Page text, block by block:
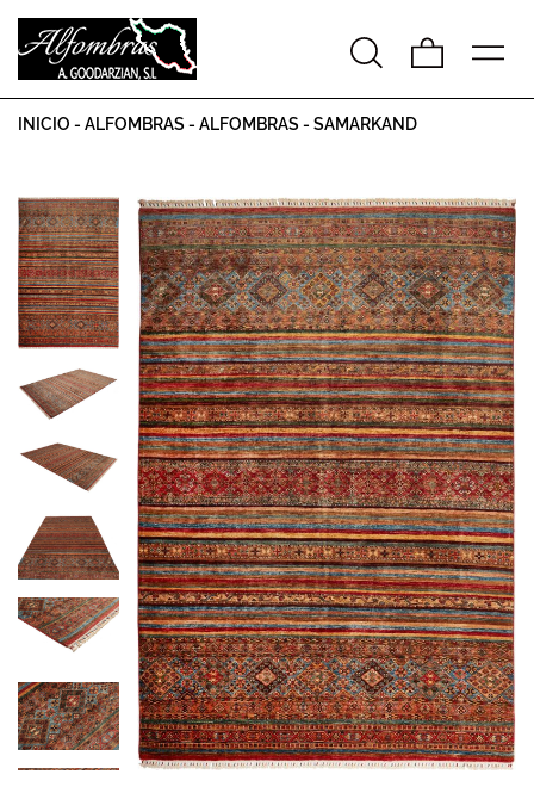
INICIO - ALFOMBRAS - ALFOMBRAS - SAMARKAND